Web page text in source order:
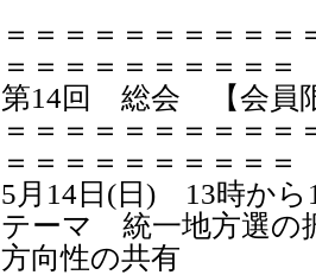
＝＝＝＝＝＝＝＝＝＝
＝＝＝＝＝＝＝＝＝＝
第14回 総会 【会員
＝＝＝＝＝＝＝＝＝＝
＝＝＝＝＝＝＝＝＝＝
5月14日(日) 13時から
テーマ 統一地方選の
方向性の共有